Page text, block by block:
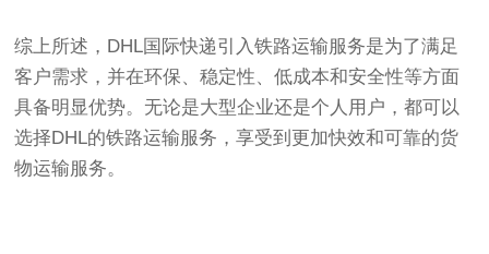
综上所述，DHL国际快递引入铁路运输服务是为了满足
客户需求，并在环保、稳定性、低成本和安全性等方面
具备明显优势。无论是大型企业还是个人用户，都可以
选择DHL的铁路运输服务，享受到更加快效和可靠的货
物运输服务。